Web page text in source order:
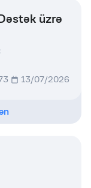
üzrə
13/07/2026